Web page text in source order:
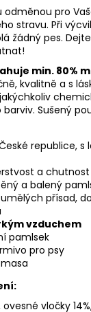
odměnou pro
stravu. Při
žádný pes.
min. 80%
kvalitně a s
Sušený
republice, s
a
a balený
přísad,
vzduchem
pamlsek
pro psy
vločky